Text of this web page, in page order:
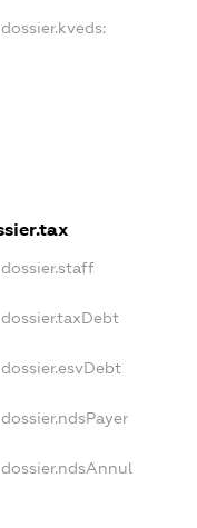
dossier.kveds:
dossier.staff
dossier.taxDebt
dossier.esvDebt
dossier.ndsPayer
dossier.ndsAnnul